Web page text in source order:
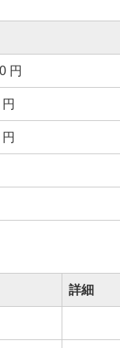
円
詳細